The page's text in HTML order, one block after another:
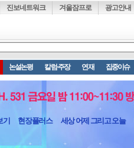
광고안내
겨울잠프로
진보네트워크
논설논평 칼럼·주장 연재 집중이슈
기 현장플러스 세상 어제 그리고 오늘